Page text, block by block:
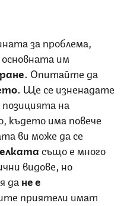
за проблема,
им
. Опитайте да
. Ще се изненадате
позицията на
където има повече
ви може да се
също е много
видове, но
да не е
приятели имат